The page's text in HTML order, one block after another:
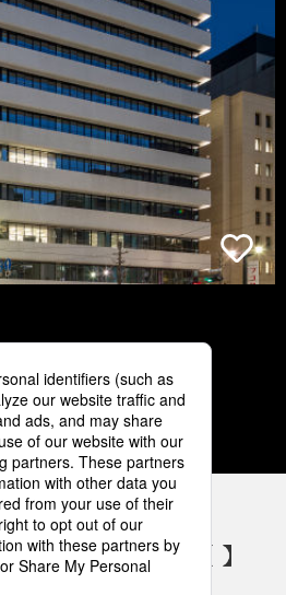
3 4 5
気設備 SNSアカウント